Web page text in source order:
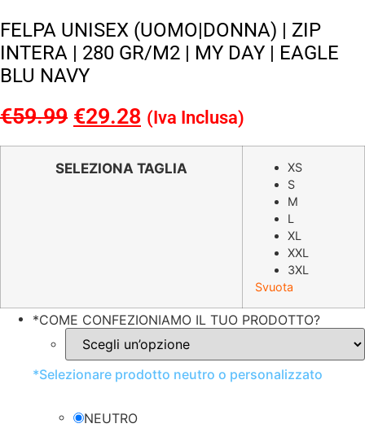
FELPA UNISEX (UOMO|DONNA) | ZIP
INTERA | 280 GR/M2 | MY DAY | EAGLE
BLU NAVY
€59.99 Il
prezzo
originale
€29.28 Il
prezzo
attuale
(Iva Inclusa)
SELEZIONA TAGLIA
XS
S
M
L
XL
XXL
3XL
Svuota
*COME CONFEZIONIAMO IL TUO PRODOTTO?
*Selezionare prodotto neutro o personalizzato
NEUTRO